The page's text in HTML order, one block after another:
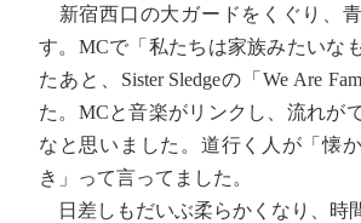
新宿西口の大ガードをくぐり、
す。MCで「私たちは家族みたいな
たあと、Sister Sledgeの「We Are
た。MCと音楽がリンクし、流れが
なと思いました。道行く人が「懐
き」って言ってました。
日差しもだいぶ柔らかくなり、時